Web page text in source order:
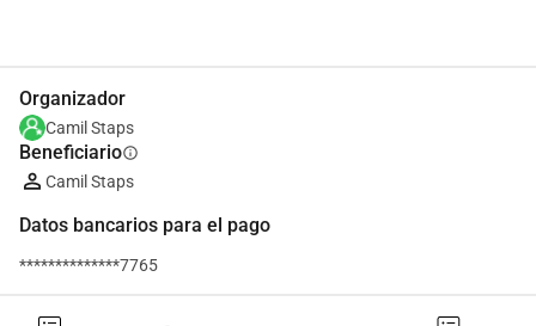
Organizador
Camil Staps
Beneficiarioinfo
Camil Staps
Datos bancarios para el pago
**************7765